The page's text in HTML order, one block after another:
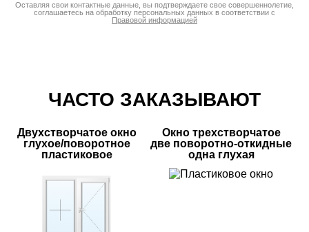
Оставляя свои контактные данные, вы подтверждаете свое совершеннолетие,
соглашаетесь на обработку персональных данных в соответствии с
Правовой информацией
ЧАСТО ЗАКАЗЫВАЮТ
Двухстворчатое окно
глухое/поворотное
пластиковое
Окно трехстворчатое
две поворотно-откидные
одна глухая